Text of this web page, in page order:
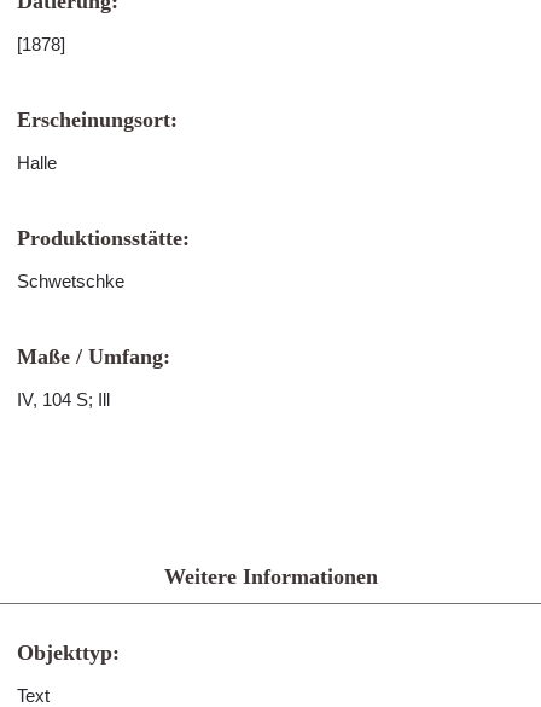
[1878]
Erscheinungsort:
Halle
Produktionsstätte:
Schwetschke
Maße / Umfang:
IV, 104 S; Ill
Weitere Informationen
Objekttyp:
Text